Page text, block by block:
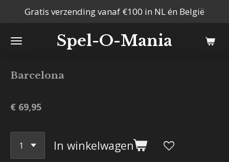
naar
hoofdinhoud
Spel-O-Mania
Gratis verzending vanaf €100 in NL én België
Barcelona
€ 69,95
In winkelwagen